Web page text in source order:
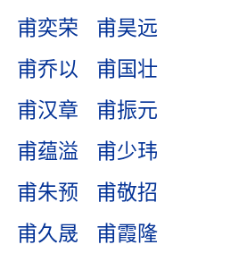
甫奕荣
甫昊远
甫乔以
甫国壮
甫汉章
甫振元
甫蕴溢
甫少玮
甫朱预
甫敬招
甫久晟
甫霞隆